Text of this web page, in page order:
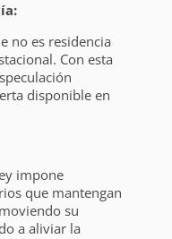
no es residencia
Con esta
disponible en
impone
que mantengan
su
a aliviar la